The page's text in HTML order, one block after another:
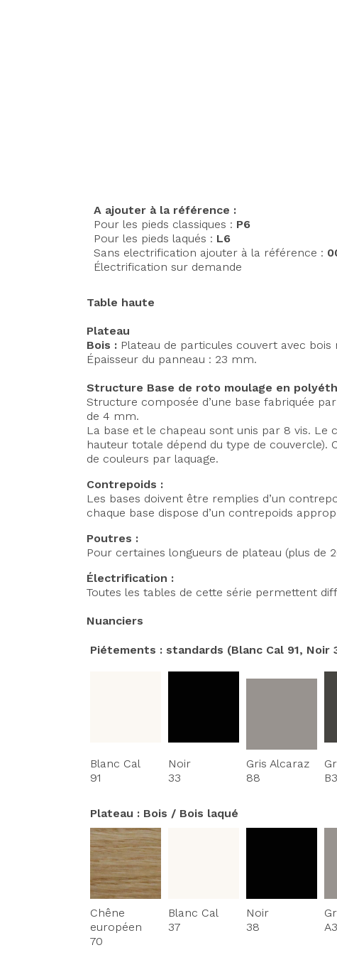
A ajouter à la référence :
Pour les pieds classiques : P6
Pour les pieds laqués : L6
Sans electrification ajouter à la référence :
Électrification sur demande
Table haute
Plateau
Bois : Plateau de particules couvert avec
Épaisseur du panneau : 23 mm.
Structure Base de roto moulage en
Structure composée d’une base fabriquée
de 4 mm.
La base et le chapeau sont unis par 8 vis. Le
hauteur totale dépend du type de couvercle).
de couleurs par laquage.
Contrepoids :
Les bases doivent être remplies d’un
chaque base dispose d’un contrepoids
Poutres :
Pour certaines longueurs de plateau (plus
Électrification :
Toutes les tables de cette série permettent
Nuanciers
Piétements : standards (Blanc Cal 91,
Blanc Cal
91
Noir
33
Gris Alcaraz
88
B3
Plateau : Bois / Bois laqué
Chêne
européen
70
Blanc Cal
37
Noir
38
A3